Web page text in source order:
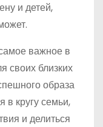
и детей,
важное в
своих близких
образа
в кругу семьи,
и делиться